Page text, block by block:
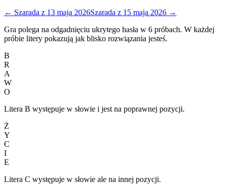
← Szarada z 13 maja 2026Szarada z 15 maja 2026 →
Gra polega na odgadnięciu ukrytego hasła w 6 próbach. W każdej
próbie litery pokazują jak blisko rozwiązania jesteś.
B
R
A
W
O
Litera B występuje w słowie i jest na poprawnej pozycji.
Ż
Y
C
I
E
Litera C występuje w słowie ale na innej pozycji.